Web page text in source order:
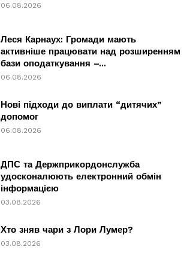
06.08.2026
Леся Карнаух: Громади мають
активніше працювати над розширенням
бази оподаткування –...
06.08.2026
Нові підходи до виплати “дитячих”
допомог
06.08.2026
ДПС та Держприкордонслужба
удосконалюють електронний обмін
інформацією
03.08.2026
Хто зняв чари з Лори Лумер?
03.08.2026